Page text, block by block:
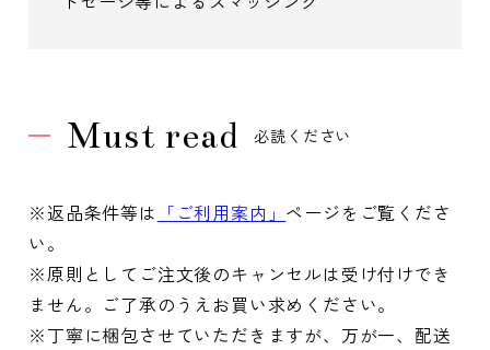
Must read 必読ください
※返品条件等は 「ご利用案内」 ページをご覧くださ
い。
※原則としてご注文後のキャンセルは受け付けでき
ません。ご了承のうえお買い求めください。
※丁寧に梱包させていただきますが、万が一、配送